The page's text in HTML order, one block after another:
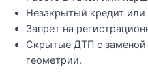
Незакрытый кредит или
Запрет на
Скрытые ДТП с заменой
геометрии.